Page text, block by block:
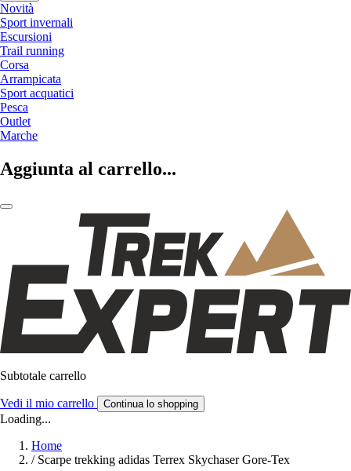
Novità
Sport invernali
Escursioni
Trail running
Corsa
Arrampicata
Sport acquatici
Pesca
Outlet
Marche
Aggiunta al carrello...
Subtotale carrello
Vedi il mio carrello Continua lo shopping
Loading...
Home
/ Scarpe trekking adidas Terrex Skychaser Gore-Tex